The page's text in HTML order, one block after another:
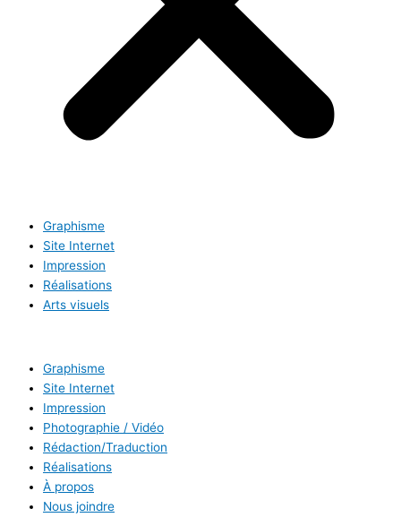
Graphisme
Site Internet
Impression
Réalisations
Arts visuels
Graphisme
Site Internet
Impression
Photographie / Vidéo
Rédaction/Traduction
Réalisations
À propos
Nous joindre